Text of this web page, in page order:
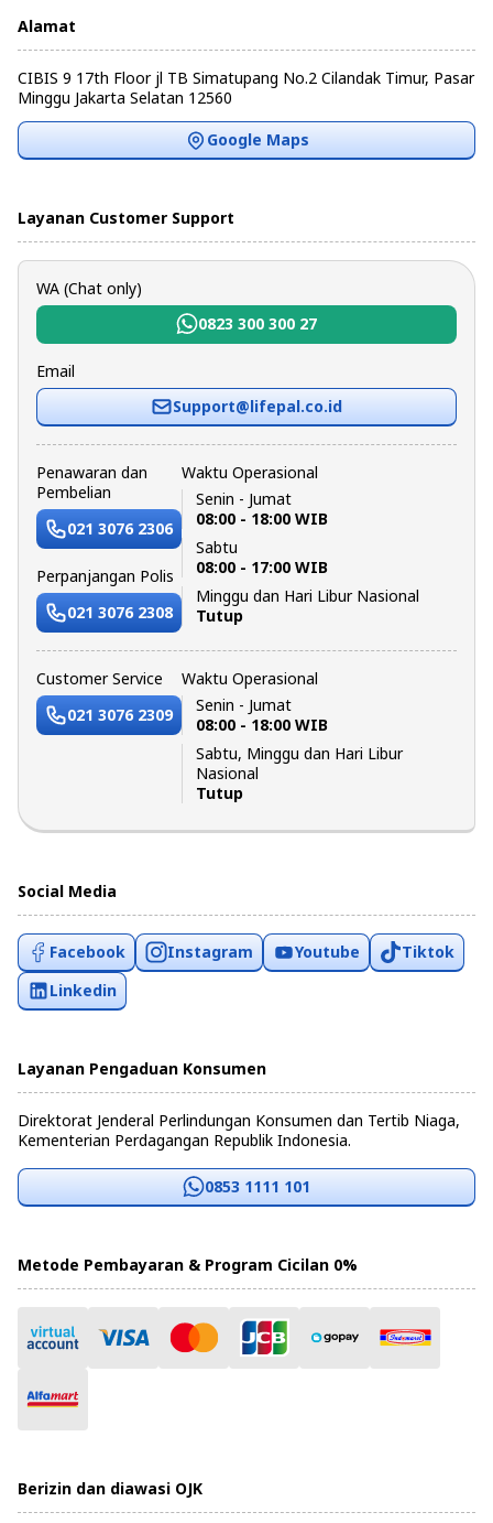
Alamat
CIBIS 9 17th Floor jl TB Simatupang No.2 Cilandak Timur, Pasar
Minggu Jakarta Selatan 12560
Google Maps
Layanan Customer Support
WA (Chat only)
0823 300 300 27
Email
Support@lifepal.co.id
Penawaran dan
Pembelian
021 3076 2306
Perpanjangan Polis
021 3076 2308
Waktu Operasional
Senin - Jumat
08:00 - 18:00 WIB
Sabtu
08:00 - 17:00 WIB
Minggu dan Hari Libur Nasional
Tutup
Customer Service
021 3076 2309
Waktu Operasional
Senin - Jumat
08:00 - 18:00 WIB
Sabtu, Minggu dan Hari Libur
Nasional
Tutup
Social Media
Facebook Instagram Youtube
Tiktok
Linkedin
Layanan Pengaduan Konsumen
Direktorat Jenderal Perlindungan Konsumen dan Tertib Niaga,
Kementerian Perdagangan Republik Indonesia.
0853 1111 101
Metode Pembayaran & Program Cicilan 0%
Berizin dan diawasi OJK